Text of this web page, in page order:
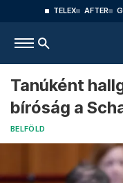
TELEX AFTER
Tanúként
bíróság a
BELFÖLD